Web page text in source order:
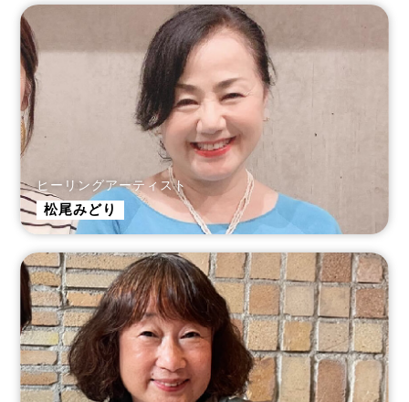
ヒーリングアーティスト
松尾みどり